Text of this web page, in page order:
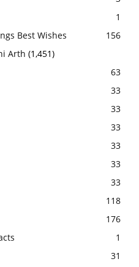
1
Best Wishes
156
Arth (1,451)
63
33
33
33
33
33
33
118
176
1
31